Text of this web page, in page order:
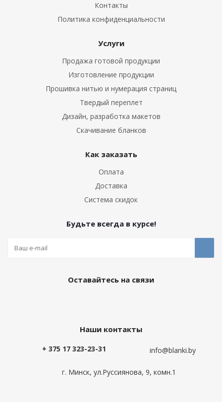
Контакты
Политика конфиденциальности
Услуги
Продажа готовой продукции
Изготовление продукции
Прошивка нитью и нумерация страниц
Твердый переплет
Дизайн, разработка макетов
Скачивание бланков
Как заказать
Оплата
Доставка
Система скидок
Будьте всегда в курсе!
Оставайтесь на связи
Наши контакты
+ 375 17 323-23-31 info@blanki.by
г. Минск, ул.Руссиянова, 9, комн.1